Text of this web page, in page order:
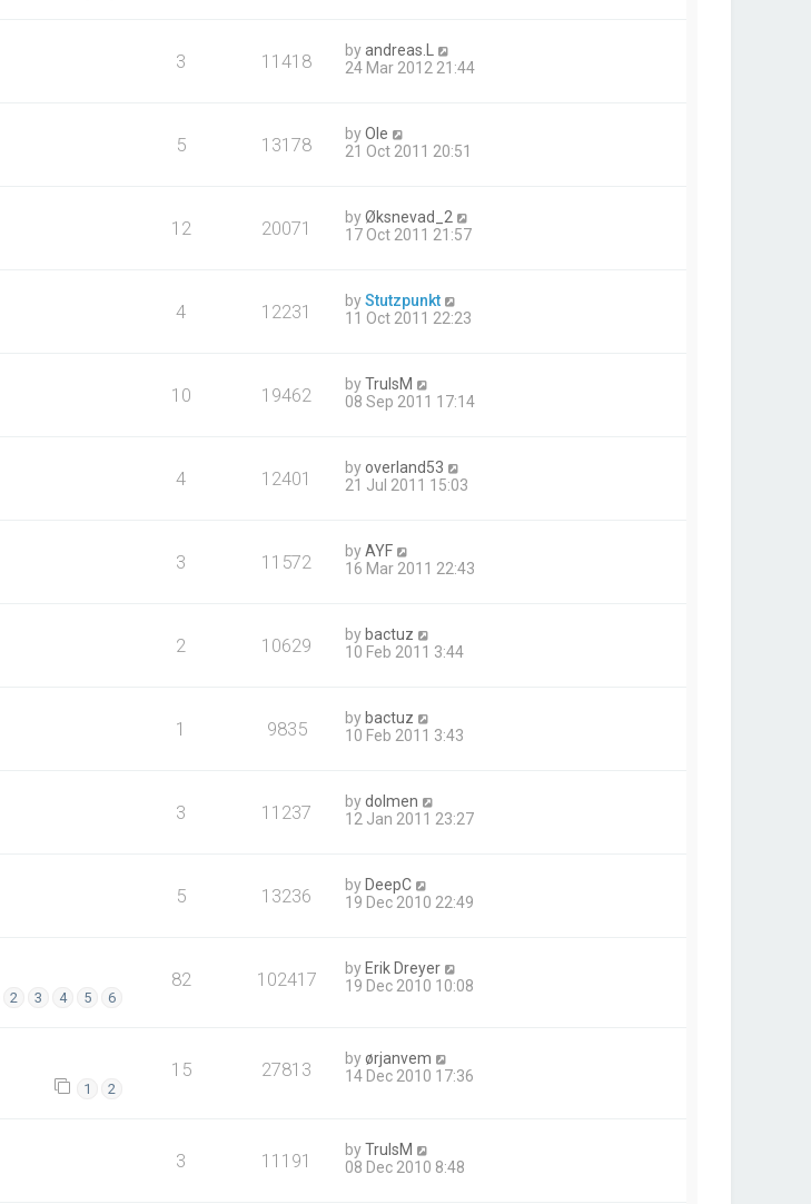
3 11418 byandreas.L
24 Mar 2012 21:44
5 13178 byOle
21 Oct 2011 20:51
12 20071 byØksnevad_2
17 Oct 2011 21:57
4 12231 byStutzpunkt
11 Oct 2011 22:23
10 19462 byTrulsM
08 Sep 2011 17:14
4 12401 byoverland53
21 Jul 2011 15:03
3 11572 byAYF
16 Mar 2011 22:43
2 10629 by bactuz
10 Feb 2011 3:44
1 9835 by bactuz
10 Feb 2011 3:43
3 11237 bydolmen
12 Jan 2011 23:27
5 13236 by DeepC
19 Dec 2010 22:49
2 3 4 5 6
82 102417 by Erik Dreyer
19 Dec 2010 10:08
1 2
15 27813 byørjanvem
14 Dec 2010 17:36
3 11191 byTrulsM
08 Dec 2010 8:48